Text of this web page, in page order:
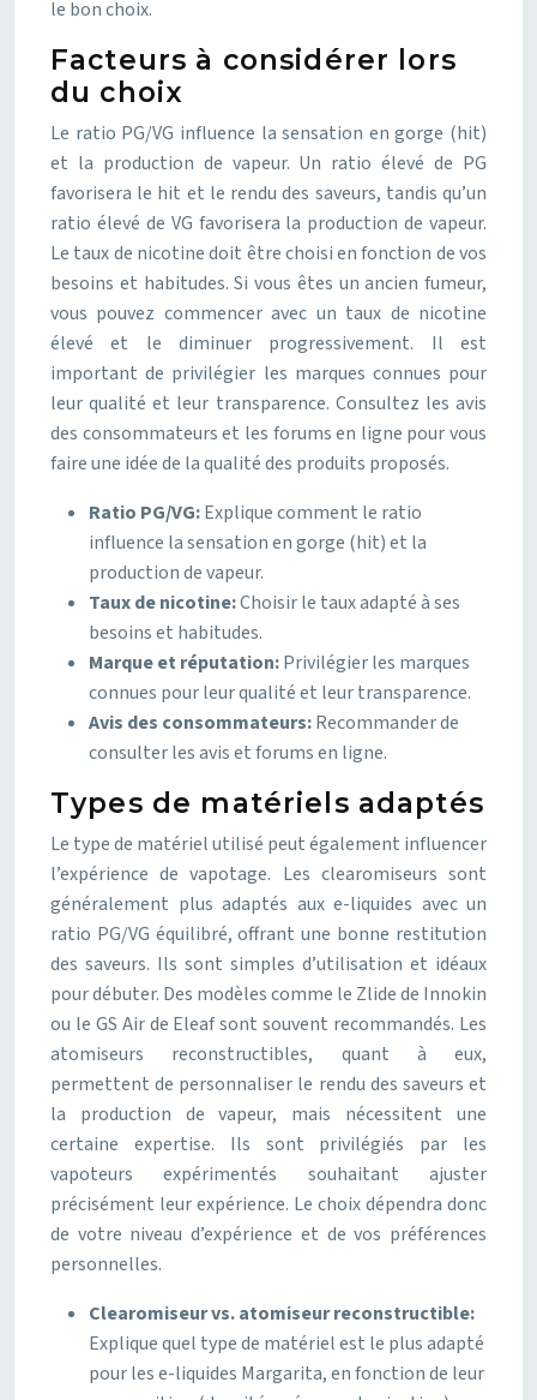
le bon choix.
Facteurs à considérer lors
du choix
Le ratio PG/VG influence la sensation en gorge (hit)
et la production de vapeur. Un ratio élevé de PG
favorisera le hit et le rendu des saveurs, tandis qu’un
ratio élevé de VG favorisera la production de vapeur.
Le taux de nicotine doit être choisi en fonction de vos
besoins et habitudes. Si vous êtes un ancien fumeur,
vous pouvez commencer avec un taux de nicotine
élevé et le diminuer progressivement. Il est
important de privilégier les marques connues pour
leur qualité et leur transparence. Consultez les avis
des consommateurs et les forums en ligne pour vous
faire une idée de la qualité des produits proposés.
Ratio PG/VG:Explique comment le ratio
influence la sensation en gorge (hit) et la
production de vapeur.
Taux de nicotine:Choisir le taux adapté à ses
besoins et habitudes.
Marque et réputation:Privilégier les marques
connues pour leur qualité et leur transparence.
Avis des consommateurs:Recommander de
consulter les avis et forums en ligne.
Types de matériels adaptés
Le type de matériel utilisé peut également influencer
l’expérience de vapotage. Les clearomiseurs sont
généralement plus adaptés aux e-liquides avec un
ratio PG/VG équilibré, offrant une bonne restitution
des saveurs. Ils sont simples d’utilisation et idéaux
pour débuter. Des modèles comme le Zlide de Innokin
ou le GS Air de Eleaf sont souvent recommandés. Les
atomiseurs reconstructibles, quant à eux,
permettent de personnaliser le rendu des saveurs et
la production de vapeur, mais nécessitent une
certaine expertise. Ils sont privilégiés par les
vapoteurs expérimentés souhaitant ajuster
précisément leur expérience. Le choix dépendra donc
de votre niveau d’expérience et de vos préférences
personnelles.
Clearomiseur vs. atomiseur reconstructible:
Explique quel type de matériel est le plus adapté
pour les e-liquides Margarita, en fonction de leur